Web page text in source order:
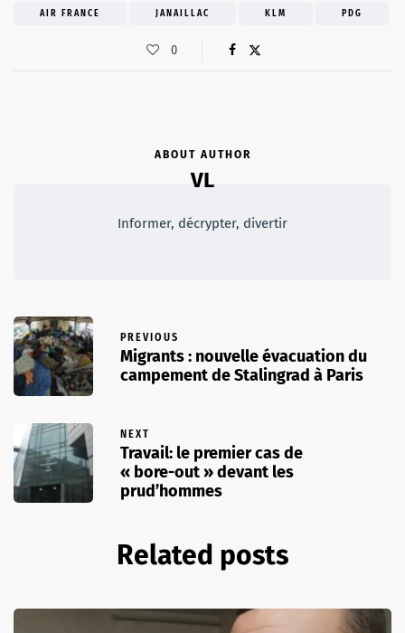
AIR FRANCE JANAILLAC KLM PDG
0
ABOUT AUTHOR
VL
Informer, décrypter, divertir
PREVIOUS
Migrants : nouvelle évacuation du
campement de Stalingrad à Paris
NEXT
Travail: le premier cas de
« bore-out » devant les
prud’hommes
Related posts